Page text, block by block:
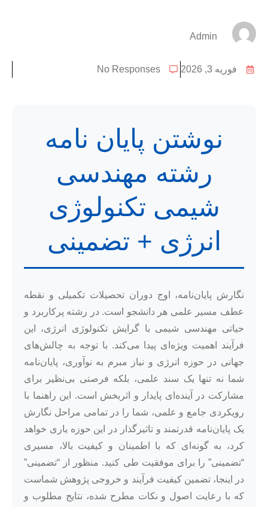
Admin
فوریه 3, 2026 No Responses
نوشتن پایان نامه
رشته مهندسی
شیمی تکنولوژی
انرژی + تضمینی
نگارش پایان‌نامه، اوج دوران تحصیلات تکمیلی و نقطه
عطف مسیر علمی هر دانشجو است. در رشته پرکاربرد و
حیاتی مهندسی شیمی با گرایش تکنولوژی انرژی، این
فرآیند اهمیت ویژه‌ای پیدا می‌کند. با توجه به چالش‌های
جهانی در حوزه انرژی و نیاز مبرم به نوآوری، پایان‌نامه
شما نه تنها یک سند علمی، بلکه فرصتی بی‌نظیر برای
مشارکت در آینده‌ای پایدار و اثربخش است. این راهنما با
رویکردی جامع و علمی، شما را در تمامی مراحل نگارش
یک پایان‌نامه قدرتمند و تاثیرگذار در این حوزه یاری خواهد
کرد، به گونه‌ای که با اطمینان و کیفیت بالا، مسیری
“تضمینی” را برای موفقیت طی کنید. منظور از “تضمینی”
در اینجا، تضمین کیفیت فرآیند و خروجی پژوهش شماست
که با رعایت اصول و نکات مطرح شده، نتایج مطلوب و